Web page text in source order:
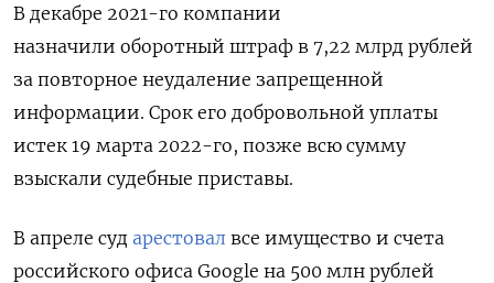
В декабре 2021-го компании
назначили оборотный штраф в 7,22 млрд рублей
за повторное неудаление запрещенной
информации. Срок его добровольной уплаты
истек 19 марта 2022-го, позже всю сумму
взыскали судебные приставы.
В апреле суд арестовал все имущество и счета
российского офиса Google на 500 млн рублей